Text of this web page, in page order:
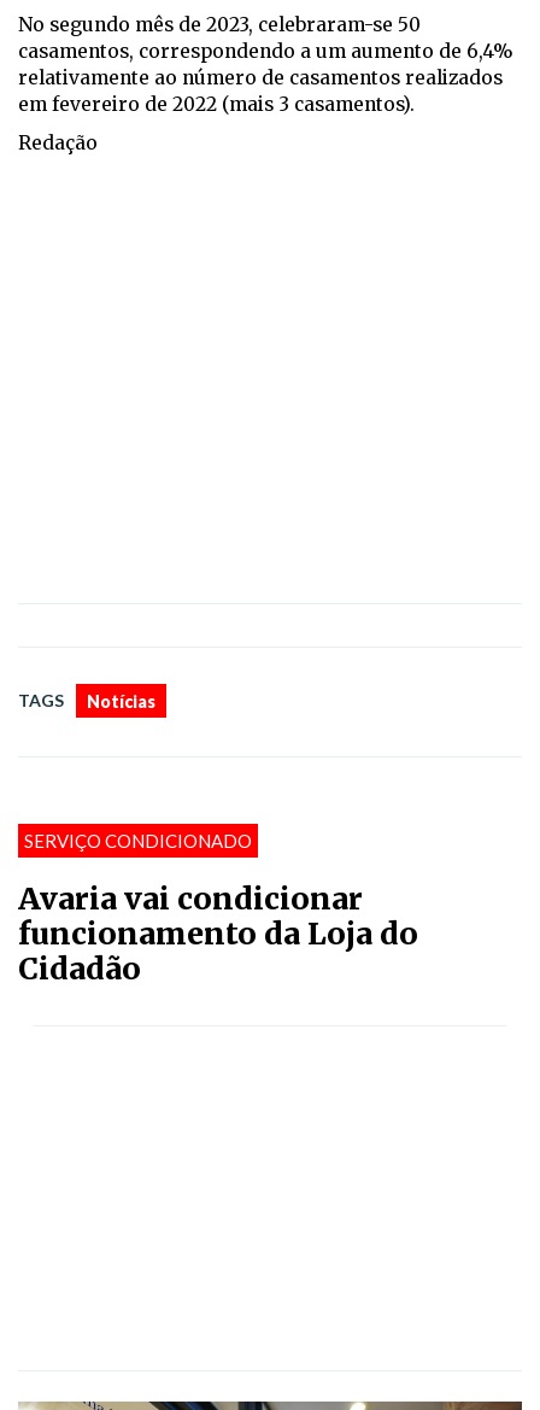
No segundo mês de 2023, celebraram-se 50
casamentos, correspondendo a um aumento de 6,4%
relativamente ao número de casamentos realizados
em fevereiro de 2022 (mais 3 casamentos).
Redação
TAGS Notícias
SERVIÇO CONDICIONADO
Avaria vai condicionar
funcionamento da Loja do
Cidadão